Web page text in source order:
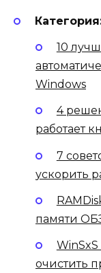
10
Windows
4
работает
7
ускорить
памяти
WinSxS
очистить